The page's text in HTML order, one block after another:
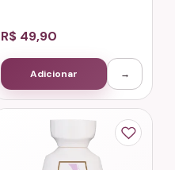
R$ 49,90
Adicionar →